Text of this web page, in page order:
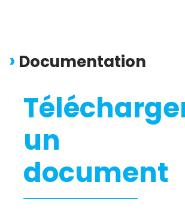
Documentation
un
document